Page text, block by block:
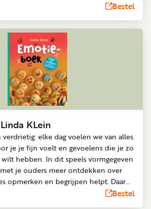
voorbij. En dat terwijl ze zich afvraagt:
warme stijl schrijft Willeke over hoe
huwelijk van dertig jaar
jezelf terug te vinden en – heel
de liefde te ontdekken.
Bestel
KLein
elke dag voelen we van alles.
je je fijn voelt en gevoelens die je zo
hebben. In dit speels vormgegeven
je ouders meer ontdekken over
opmerken en begrijpen helpt. Daar
van! Informatie over
Bestel